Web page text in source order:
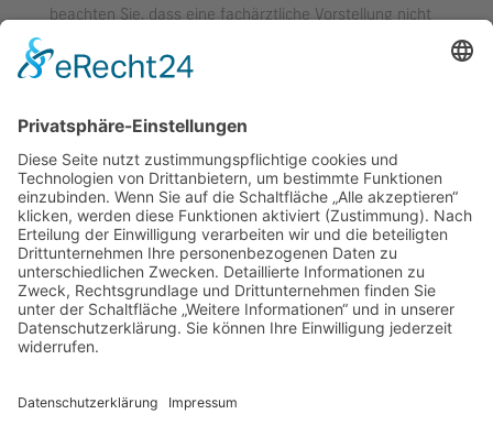
beachten Sie, dass eine fachärztliche Vorstellung nicht
unsere Praxis beinhaltet.
Impressum
Datenschutz
Barrierefreiheit